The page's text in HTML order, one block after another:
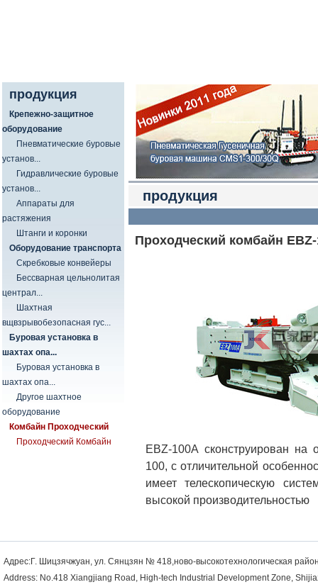
продукция
Крепежно-защитное
оборудование
Пневматические буровые
установ...
Гидравлические буровые
установ...
Аппараты для
растяжения
Штанги и коронки
Оборудование транспорта
Скребковые конвейеры
Бессварная цельнолитая
централ...
Шахтная
вщвзрывобезопасная гус...
Буровая установка в
шахтах опа...
Буровая установка в
шахтах опа...
Другое шахтное
оборудование
Комбайн Проходческий
Проходческий Комбайн
продукция
Проходческий комбайн
EBZ-100А сконструирован на
100, с отличительной
имеет телескопическую
высокой производительностью
Адрес:Г. Шицзячжуан, ул. Сянцзян № 418,ново-высокотехнологическая
Address: No.418 Xiangjiang Road, High-tech Industrial Development Zone,